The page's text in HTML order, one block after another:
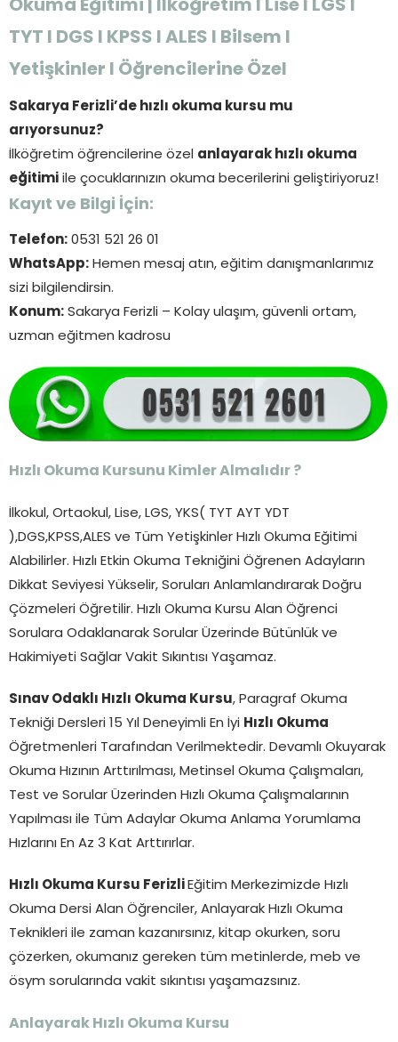
Okuma Eğitimi | İlköğretim I Lise I LGS I
TYT I DGS I KPSS I ALES I Bilsem I
Yetişkinler I Öğrencilerine Özel
Sakarya Ferizli’de hızlı okuma kursu mu
arıyorsunuz?
İlköğretim öğrencilerine özel anlayarak hızlı okuma
eğitimi ile çocuklarınızın okuma becerilerini geliştiriyoruz!
Kayıt ve Bilgi İçin:
Telefon: 0531 521 26 01
WhatsApp: Hemen mesaj atın, eğitim danışmanlarımız
sizi bilgilendirsin.
Konum: Sakarya Ferizli – Kolay ulaşım, güvenli ortam,
uzman eğitmen kadrosu
Hızlı Okuma Kursunu Kimler Almalıdır ?
İlkokul, Ortaokul, Lise, LGS, YKS( TYT AYT YDT
),DGS,KPSS,ALES ve Tüm Yetişkinler Hızlı Okuma Eğitimi
Alabilirler. Hızlı Etkin Okuma Tekniğini Öğrenen Adayların
Dikkat Seviyesi Yükselir, Soruları Anlamlandırarak Doğru
Çözmeleri Öğretilir. Hızlı Okuma Kursu Alan Öğrenci
Sorulara Odaklanarak Sorular Üzerinde Bütünlük ve
Hakimiyeti Sağlar Vakit Sıkıntısı Yaşamaz.
Sınav Odaklı Hızlı Okuma Kursu , Paragraf Okuma
Tekniği Dersleri 15 Yıl Deneyimli En İyi Hızlı Okuma
Öğretmenleri Tarafından Verilmektedir. Devamlı Okuyarak
Okuma Hızının Arttırılması, Metinsel Okuma Çalışmaları,
Test ve Sorular Üzerinden Hızlı Okuma Çalışmalarının
Yapılması ile Tüm Adaylar Okuma Anlama Yorumlama
Hızlarını En Az 3 Kat Arttırırlar.
Hızlı Okuma Kursu Ferizli
Eğitim Merkezimizde Hızlı
Okuma Dersi Alan Öğrenciler, Anlayarak Hızlı Okuma
Teknikleri ile zaman kazanırsınız, kitap okurken, soru
çözerken, okumanız gereken tüm metinlerde, meb ve
ösym sorularında vakit sıkıntısı yaşamazsınız.
Anlayarak Hızlı Okuma Kursu